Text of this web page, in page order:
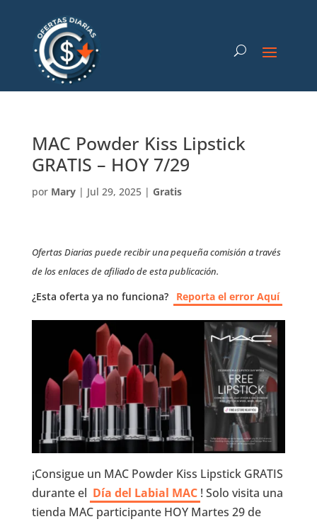
MAC Powder Kiss Lipstick
GRATIS – HOY 7/29
por Mary| Jul 29, 2025| Gratis
Ofertas Diarias puede recibir una pequeña comisión a través
de los enlaces de afiliado de esta publicación.
¿Esta oferta ya no funciona? Reporta el error Aquí
¡Consigue un MAC Powder Kiss Lipstick GRATIS
durante el Día del Labial MAC ! Solo visita una
tienda MAC participante HOY Martes 29 de